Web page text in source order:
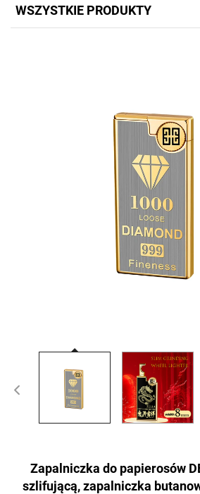
WSZYSTKIE PRODUKTY
Zapalniczka do papierosów
szlifującą, zapalniczka